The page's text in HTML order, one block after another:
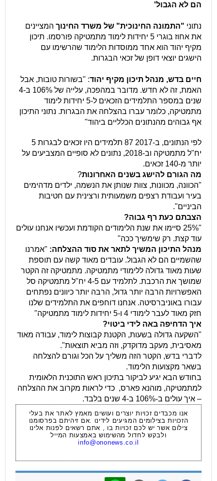
הם לא הגבול'
נתוני "התמונה החינוכית" של משרד החינוך המציינים
את אחוז בוגרי 5 יחידות לימוד מתמטיקה פורסמו. תיכון
מקיף יהוד הוא אחד ממוסדות הלימוד שהרשימו עם
הישגים יוצאי דופן של זכאי הבגרות.
חיים בדש, מנהל תיכון מקיף יהוד: "בשורות טובות, אבל
האמת, זה לא חדש. מדובר במהפכה, עלייה של 106% ב-4
שנים במספר התלמידים הזכאים ל-5 יחידות לימוד
מתמטיקה, כלומר עברו בהצלחה את הבגרות. נתוני התיכון
אף גבוהים מהנתונים הכלליים ביהוד"
לפי הנתונים, ב-2017 87 תלמידים היו זכאים לבגרות 5
יח"ל מתמטיקה וב-2018, נתונים לא סופיים המצביעים על
יותר מ-140 זכאים.
מה הגורם להישג בשנים האחרונות?
"הכוונה, מכוונות, צוות שנותן את הנשמה, ילדים מדהימים
בעיר ועבודת רצפים משמעותית ורצינית עם חטיבות
הביניים".
הצבתם כעת רף גבוה?
"25% סיימו את שנת הלימודים הקודמת ועכשיו אנחנו עולים
עוד קצת. רק שימשיך ככה"
מנהל התיכון המשיך לתאר את סוד ההצלחה: "אמרנו
שהשמיים הם לא הגבול. עובדים מאוד קשה עם תוספת
שעות מאוד גדולה ללימודי מתמטיקה. מתמטיקה זה הקטר
שמושך את הרכבת. לתלמיד עם 4-5 יח"ל מתמטיקה סל
האפשרויות הרבה יותר גדול, הרבה יותר כיוונים נפתחים
עבורו באוניברסיטה. אנחנו דוחפים את התלמידים שלנו
חזק מאוד לעבר לימודי 4 ו-5 יחידות לימוד מתמטיקה"
איך הדחיפה באה לידי ביטוי?
"השקעה גדולה בשעות, הקטנת קבוצות לימוד, עבודה מאוד
מאסיבית, מעקב מדוקדק, וזה מביא תוצאות".
לדברי בדש, הקטר הזה משליך על הכל וגורם להצלחה
בשאר מקצועות הלימוד.
בחודש הבא יגיע לביקור בתיכון ראש התוכנית הלאומית
למתמטיקה, מוהנא פארס, כדי לראות מקרוב את ההצלחה
– איך עולים ב-106% ב-4 שנים בלבד.
אנו מכבדים זכויות יוצרים ועושים מאמץ לאתר את בעלי
הזכויות בצילומים המגיעים לידינו .אם זיהיתם בפרסומנו
צילום אשר יש לכם זכויות בו , אתם רשאים לפנות אלינו
ולבקש לחדול מהשימוש באמצעות המייל
info@ononews.co.il